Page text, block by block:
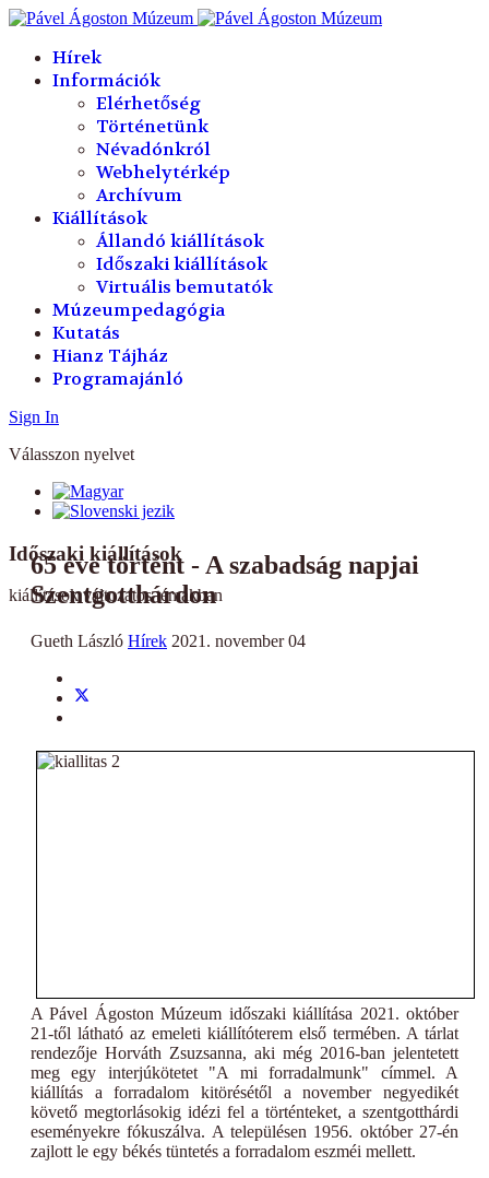
Hírek
Információk
Elérhetőség
Történetünk
Névadónkról
Webhelytérkép
Archívum
Kiállítások
Állandó kiállítások
Időszaki kiállítások
Virtuális bemutatók
Múzeumpedagógia
Kutatás
Hianz Tájház
Programajánló
Sign In
Válasszon nyelvet
Időszaki kiállítások
kiállítások változatos témákban
65 éve történt - A szabadság napjai
Szentgotthárdon
Gueth László Hírek 2021. november 04
A Pável Ágoston Múzeum időszaki kiállítása 2021. október
21-től látható az emeleti kiállítóterem első termében. A tárlat
rendezője Horváth Zsuzsanna, aki még 2016-ban jelentetett
meg egy interjúkötetet "A mi forradalmunk" címmel. A
kiállítás a forradalom kitörésétől a november negyedikét
követő megtorlásokig idézi fel a történteket, a szentgotthárdi
eseményekre fókuszálva. A településen 1956. október 27-én
zajlott le egy békés tüntetés a forradalom eszméi mellett.
év
hónap
év
hónap